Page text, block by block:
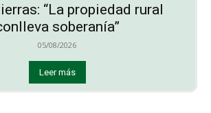
“La propiedad rural
soberanía”
05/08/2026
Leer más